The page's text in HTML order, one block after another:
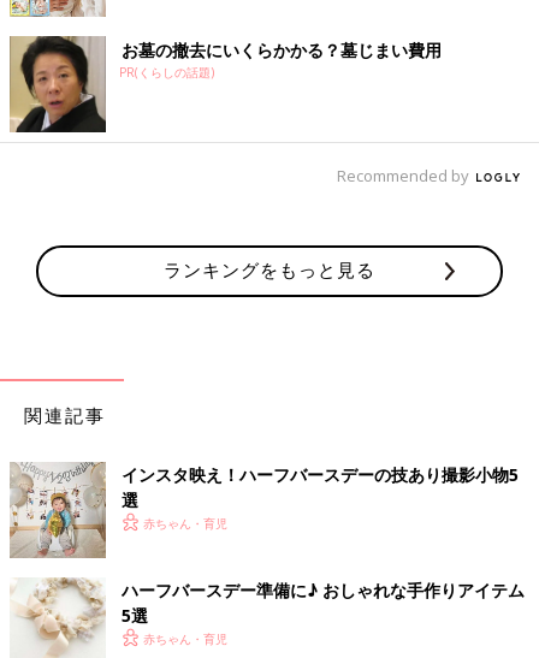
rui.emaさんは白いタペストリーやバルーンをセットしてハーフ
バースデーの写真を撮影。グレーのベビードレスもふわふわして
いてかわいいですね。こちらのドレスはプチプラでとてもお買い
得だったそうです。
家にあるものを活用してハーフバースデーの撮影！
出典：Instagramアカウント「momo_guri」
MOMOさんはバルーンやぬいぐるみなどと一緒にハーフバース
デーの写真を撮影。バルーン以外は家にあるものを利用してセッ
トを作ったそうです。時計の時間は生まれたときの時間になのだ
とか。とても良いアイデアですね！
お墓の撤去にいくらかかる？墓じまい費用
PR(くらしの話題)
Recommended by
ランキングをもっと見る
関連記事
インスタ映え！ハーフバースデーの技あり撮影小物5
選
赤ちゃん・育児
ハーフバースデー準備に♪ おしゃれな手作りアイテム
5選
赤ちゃん・育児